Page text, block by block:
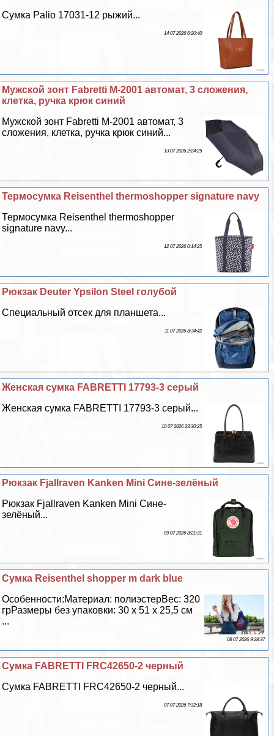
Сумка Palio 17031-12 рыжий...
14 07 2026 6:20:40
Мужской зонт Fabretti M-2001 автомат, 3 сложения,
клетка, ручка крюк синий
Мужской зонт Fabretti M-2001 автомат, 3
сложения, клетка, ручка крюк синий...
13 07 2026 2:24:25
Термоcумка Reisenthel thermoshopper signature navy
Термоcумка Reisenthel thermoshopper
signature navy...
12 07 2026 0:14:25
Рюкзак Deuter Ypsilon Steel гoлyбой
Специальный отсек для планшета...
11 07 2026 8:34:42
Женская сумка FABRETTI 17793-3 серый
Женская сумка FABRETTI 17793-3 серый...
10 07 2026 23:30:25
Рюкзак Fjallraven Kanken Mini Сине-зелёный
Рюкзак Fjallraven Kanken Mini Сине-
зелёный...
09 07 2026 8:21:31
Сумка Reisenthel shopper m dark blue
Особенности:Материал: полиэстерВес: 320
грРазмеры без упаковки: 30 х 51 х 25,5 см
...
08 07 2026 9:28:37
Сумка FABRETTI FRC42650-2 черный
Сумка FABRETTI FRC42650-2 черный...
07 07 2026 7:32:18